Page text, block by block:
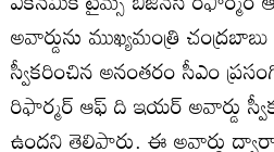
అవార్డును ముఖ్యమంత్రి
స్వీకరించిన అనంతరం సీఎం
రిఫార్మర్ ఆఫ్ ది ఇయర్ అవార్డు
ఉందని తెలిపారు. ఈ అవార్డు ద్వారా